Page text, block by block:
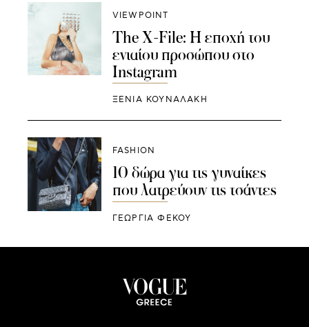
VIEWPOINT
The X-File: Η εποχή του
ενιαίου προσώπου στο
Instagram
ΞΕΝΙΑ ΚΟΥΝΑΛΑΚΗ
FASHION
10 δώρα για τις γυναίκες
που λατρεύουν τις τσάντες
ΓΕΩΡΓΙΑ ΦΕΚΟΥ